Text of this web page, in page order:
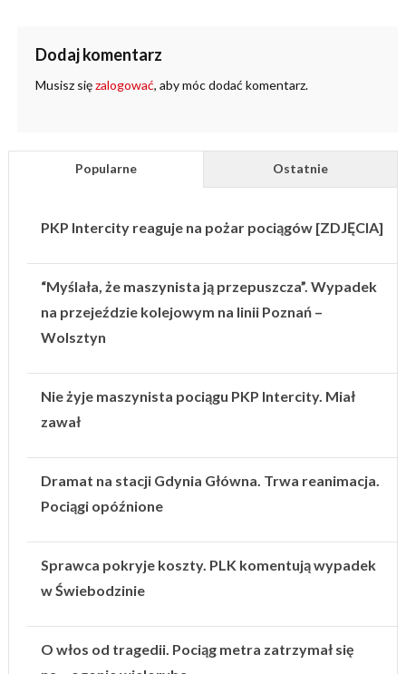
Dodaj komentarz
Musisz sięzalogować, aby móc dodać komentarz.
Popularne Ostatnie
PKP Intercity reaguje na pożar pociągów [ZDJĘCIA]
“Myślała, że maszynista ją przepuszcza”. Wypadek
na przejeździe kolejowym na linii Poznań –
Wolsztyn
Nie żyje maszynista pociągu PKP Intercity. Miał
zawał
Dramat na stacji Gdynia Główna. Trwa reanimacja.
Pociągi opóźnione
Sprawca pokryje koszty. PLK komentują wypadek
w Świebodzinie
O włos od tragedii. Pociąg metra zatrzymał się